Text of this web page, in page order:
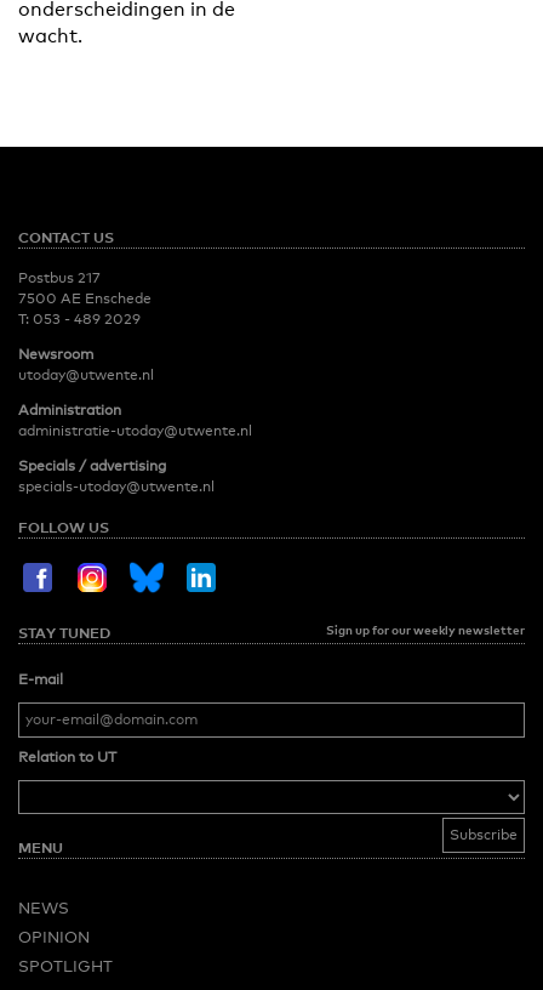
onderscheidingen in de
wacht.
CONTACT US
Postbus 217
7500 AE Enschede
T: 053 - 489 2029
Newsroom
utoday@utwente.nl
Administration
administratie-utoday@utwente.nl
Specials / advertising
specials-utoday@utwente.nl
FOLLOW US
STAY TUNED Sign up for our weekly newsletter
E-mail
Relation to UT
MENU
NEWS
OPINION
SPOTLIGHT